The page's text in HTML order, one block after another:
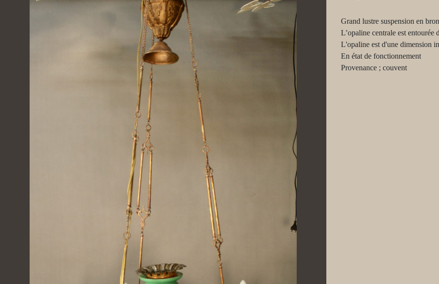
Grand lustre suspension en
L’opaline centrale est entourée
L'opaline est d'une dimension
En état de fonctionnement
Provenance ; couvent